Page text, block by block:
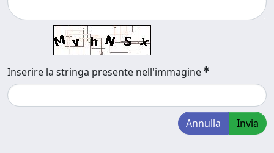
Inserire la stringa presente nell'immagine
Annulla Invia